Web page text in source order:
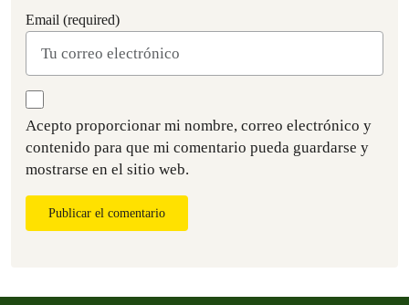
Email (required)
Acepto proporcionar mi nombre, correo electrónico y
contenido para que mi comentario pueda guardarse y
mostrarse en el sitio web.
Publicar el comentario